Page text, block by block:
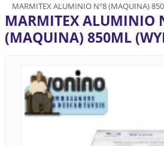
MARMITEX ALUMINIO Nº8 (MAQUINA)
MARMITEX ALUMINIO
(MAQUINA) 850ML